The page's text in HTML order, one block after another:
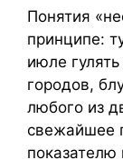
Понятия
принципе:
июле
городов,
любого из
свежайшее